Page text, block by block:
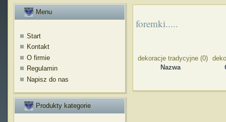
Menu
Start
Kontakt
O firmie
Regulamin
Napisz do nas
Produkty kategorie
foremki.....
dekoracje tradycyjne (0)
Nazwa